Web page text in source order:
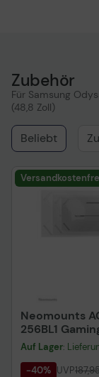
Zubehör
Für Samsung
(48,8 Zoll)
Beliebt
Neomounts
256BL1
24-57 Zoll
Auf Lager:
-40% UVP